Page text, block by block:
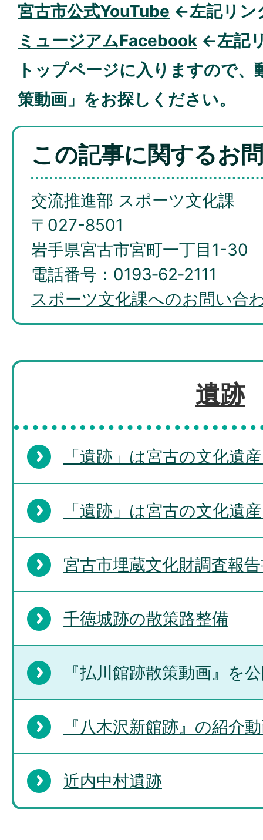
宮古市公式YouTube ←左記リン
ミュージアムFacebook ←左記
トップページに入りますので、
策動画」をお探しください。
この記事に関するお
交流推進部 スポーツ文化課
〒027-8501
岩手県宮古市宮町一丁目1-30
電話番号：0193‐62‐2111
スポーツ文化課へのお問い合
遺跡
「遺跡」は宮古の文化遺
「遺跡」は宮古の文化遺
宮古市埋蔵文化財調査報
千徳城跡の散策路整備
『払川館跡散策動画』を
『八木沢新館跡』の紹介
近内中村遺跡